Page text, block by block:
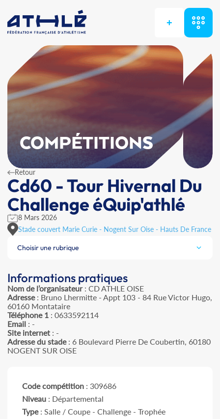
+
COMPÉTITIONS
Retour
Cd60 - Tour Hivernal Du
Challenge éQuip'athlé
8 Mars 2026
Stade couvert Marie Curie - Nogent Sur Oise - Hauts De France
Choisir une rubrique
Informations pratiques
Nom de l’organisateur: CD ATHLE OISE
Adresse: Bruno Lhermitte - Appt 103 - 84 Rue Victor Hugo,
60160 Montataire
Téléphone 1 : 0633592114
Email : -
Site internet : -
Adresse du stade: 6 Boulevard Pierre De Coubertin, 60180
NOGENT SUR OISE
Code compétition : 309686
Niveau : Départemental
Type: Salle / Coupe - Challenge - Trophée